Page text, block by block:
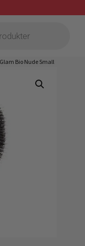
Bio Nude Small